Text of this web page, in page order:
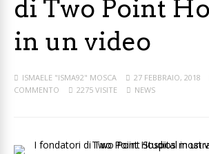
di Two Point
in un video
ISMAELE "ISMA92" MOSCA 27 FEBBRAIO, 2018
COMMENTO
2275 VISITE NEWS